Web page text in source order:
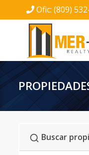
Ofic: (809)
Buscar